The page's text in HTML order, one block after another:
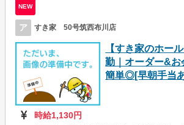
NEW
ア すき家 50号筑西布川店
【すき家のホー
勤｜オーダー&お
簡単◎[早朝手当
時給1,130円